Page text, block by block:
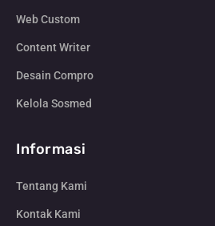
Web Custom
Content Writer
Desain Compro
Kelola Sosmed
Informasi
Tentang Kami
Kontak Kami